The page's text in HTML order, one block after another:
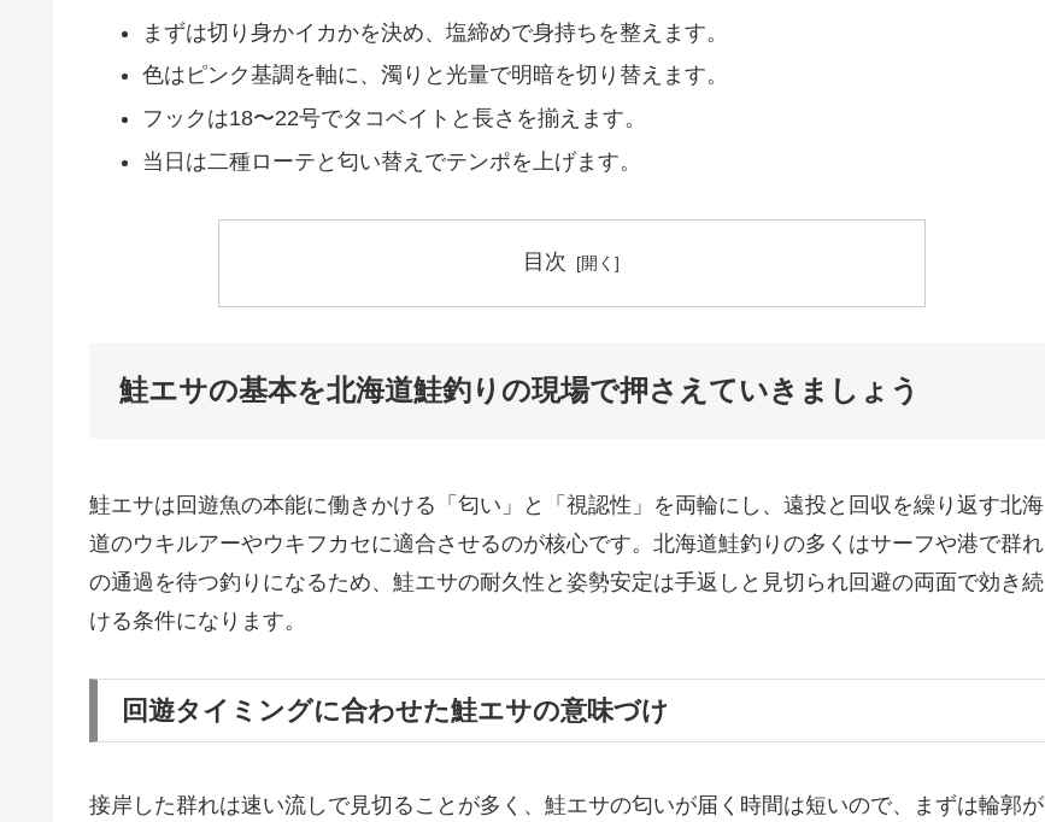
まずは切り身かイカかを決め、塩締めで身持ちを整えます。
色はピンク基調を軸に、濁りと光量で明暗を切り替えます。
フックは18〜22号でタコベイトと長さを揃えます。
当日は二種ローテと匂い替えでテンポを上げます。
目次
鮭エサの基本を北海道鮭釣りの現場で押さえていきましょう
鮭エサは回遊魚の本能に働きかける「匂い」と「視認性」を両輪にし、遠投と回収を繰り返す北海
道のウキルアーやウキフカセに適合させるのが核心です。北海道鮭釣りの多くはサーフや港で群れ
の通過を待つ釣りになるため、鮭エサの耐久性と姿勢安定は手返しと見切られ回避の両面で効き続
ける条件になります。
回遊タイミングに合わせた鮭エサの意味づけ
接岸した群れは速い流しで見切ることが多く、鮭エサの匂いが届く時間は短いので、まずは輪郭が